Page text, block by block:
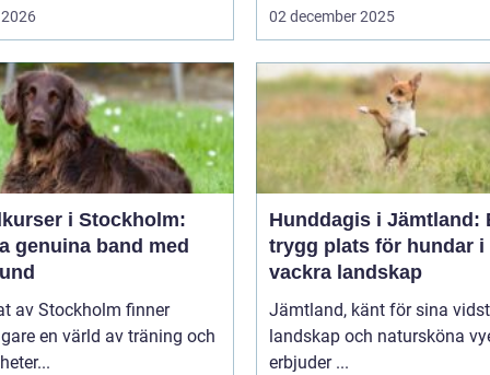
02 december 2025
i Stockholm:
genuina band med
av Stockholm finner
en värld av träning och
Hunddagis i Jämtland:
trygg plats för hundar i
vackra landskap
Jämtland, känt för sina
landskap och natursköna
erbjuder ...